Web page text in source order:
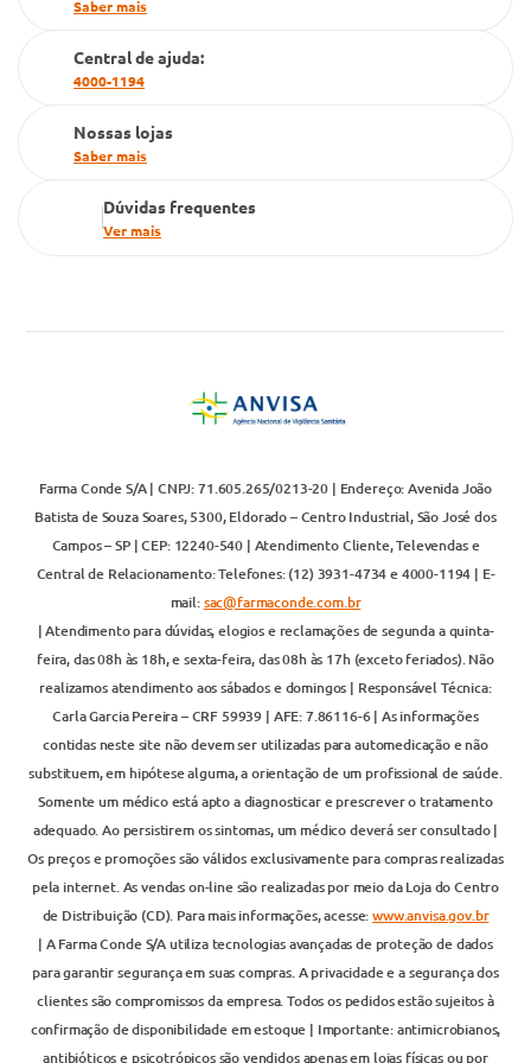
Televendas
Saber mais
Central de ajuda:
4000-1194
Nossas lojas
Saber mais
Dúvidas frequentes
Ver mais
Farma Conde S/A | CNPJ: 71.605.265/0213-20 | Endereço: Avenida João
Batista de Souza Soares, 5300, Eldorado – Centro Industrial, São José dos
Campos – SP | CEP: 12240-540 | Atendimento Cliente, Televendas e
Central de Relacionamento: Telefones: (12) 3931-4734 e 4000-1194 | E-
mail:sac@farmaconde.com.br
| Atendimento para dúvidas, elogios e reclamações de segunda a quinta-
feira, das 08h às 18h, e sexta-feira, das 08h às 17h (exceto feriados). Não
realizamos atendimento aos sábados e domingos | Responsável Técnica:
Carla Garcia Pereira – CRF 59939 | AFE: 7.86116-6 | As informações
contidas neste site não devem ser utilizadas para automedicação e não
substituem, em hipótese alguma, a orientação de um profissional de saúde.
Somente um médico está apto a diagnosticar e prescrever o tratamento
adequado. Ao persistirem os sintomas, um médico deverá ser consultado |
Os preços e promoções são válidos exclusivamente para compras realizadas
pela internet. As vendas on-line são realizadas por meio da Loja do Centro
de Distribuição (CD). Para mais informações, acesse:www.anvisa.gov.br
| A Farma Conde S/A utiliza tecnologias avançadas de proteção de dados
para garantir segurança em suas compras. A privacidade e a segurança dos
clientes são compromissos da empresa. Todos os pedidos estão sujeitos à
confirmação de disponibilidade em estoque | Importante: antimicrobianos,
antibióticos e psicotrópicos são vendidos apenas em lojas físicas ou por